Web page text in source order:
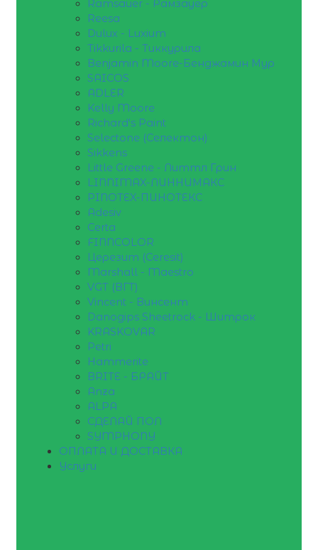
Ramsauer - Рамзауер
Reesa
Dulux - Luxium
Tikkurila - Тиккурила
Benjamin Moore-Бенджамин Мур
SAICOS
ADLER
Kelly Moore
Richard's Paint
Selectone (Селектон)
Sikkens
Little Greene - Литтл Грин
LINNIMAX-ЛИННИМАКС
PINOTEX-ПИНОТЕКС
Adesiv
Certa
FINNCOLOR
Церезит (Ceresit)
Marshall - Maestro
VGT (ВГТ)
Vincent - Винсент
Danogips Sheetrock - Шитрок
KRASKOVAR
Petri
Hammerite
BRITE - БРАЙТ
Anza
ALPA
СДЕЛАЙ ПОЛ
SYMPHONY
ОПЛАТА И ДОСТАВКА
Услуги